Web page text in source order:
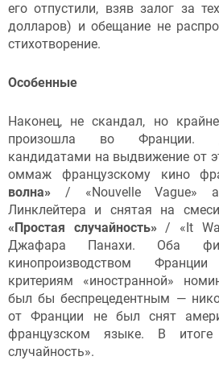
его отпустили, взяв залог за
долларов) и обещание не
стихотворение.
Особенные
Наконец, не скандал, но
произошла во Франции.
кандидатами на выдвижение от
оммаж французскому кино
волна» / «Nouvelle Vague»
Линклейтера и снятая на
«Простая случайность» / «It
Джафара Панахи. Оба
кинопроизводством
критериям «иностранной»
был бы беспрецедентным —
от Франции не был снят
французском языке. В
случайность».